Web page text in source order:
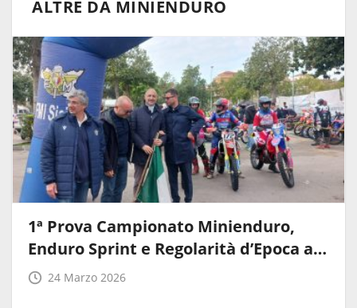
ALTRE DA MINIENDURO
1ª Prova Campionato Minienduro,
Enduro Sprint e Regolarità d’Epoca a…
24 Marzo 2026